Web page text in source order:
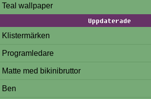
Teal wallpaper
Uppdaterade
Klistermärken
Programledare
Matte med bikinibruttor
Ben